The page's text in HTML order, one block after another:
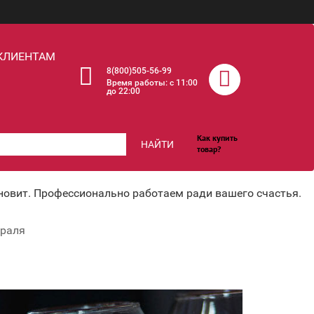
8(800)505-56-99
Время работы: c 11:00
до 22:00
НАЙТИ
Как купить
товар?
Профессионально работаем ради вашего счастья.